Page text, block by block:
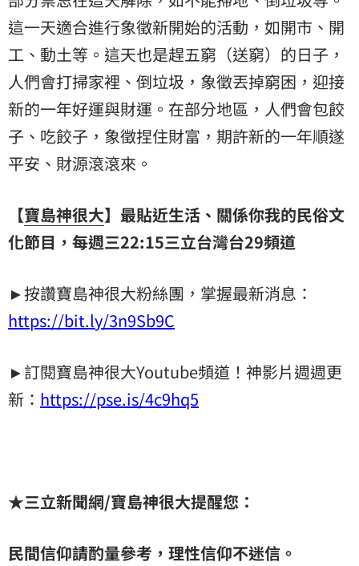
這一天適合進行象徵新開始的活動，如開市、開
工、動土等。這天也是趕五窮（送窮）的日子，
人們會打掃家裡、倒垃圾，象徵丟掉窮困，迎接
新的一年好運與財運。在部分地區，人們會包餃
子、吃餃子，象徵捏住財富，期許新的一年順遂
平安、財源滾滾來。
【寶島神很大】最貼近生活、關係你我的民俗文
化節目，每週三22:15三立台灣台29頻道
►按讚寶島神很大粉絲團，掌握最新消息：
https://bit.ly/3n9Sb9C
►訂閱寶島神很大Youtube頻道！神影片週週更
新： https://pse.is/4c9hq5
★三立新聞網/寶島神很大提醒您：
民間信仰請酌量參考，理性信仰不迷信。